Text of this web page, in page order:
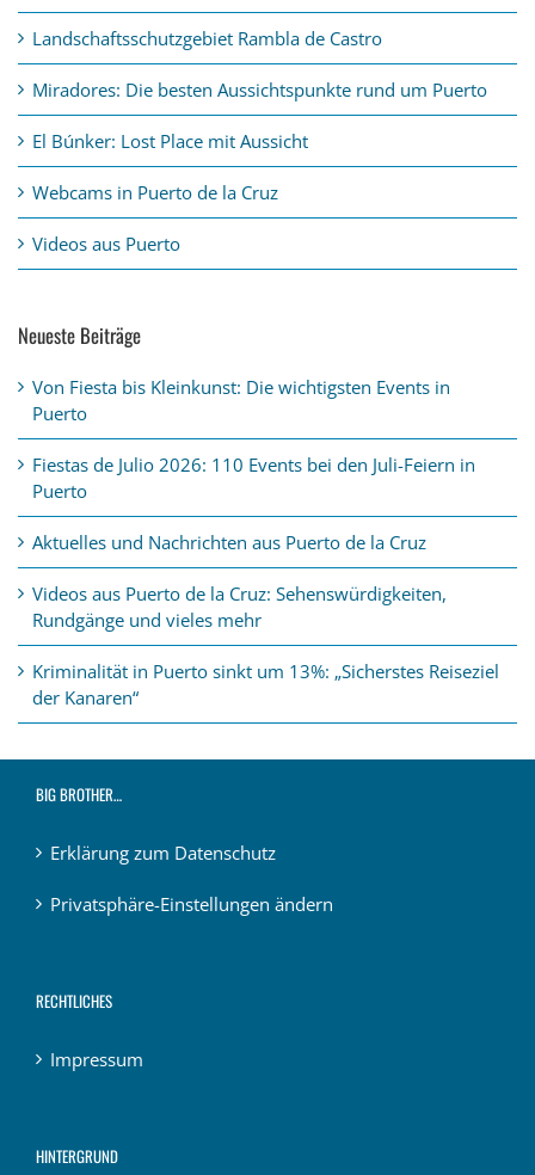
Landschaftsschutzgebiet Rambla de Castro
Miradores: Die besten Aussichtspunkte rund um Puerto
El Búnker: Lost Place mit Aussicht
Webcams in Puerto de la Cruz
Videos aus Puerto
Neueste Beiträge
Von Fiesta bis Kleinkunst: Die wichtigsten Events in
Puerto
Fiestas de Julio 2026: 110 Events bei den Juli-Feiern in
Puerto
Aktuelles und Nachrichten aus Puerto de la Cruz
Videos aus Puerto de la Cruz: Sehenswürdigkeiten,
Rundgänge und vieles mehr
Kriminalität in Puerto sinkt um 13%: „Sicherstes Reiseziel
der Kanaren“
BIG BROTHER…
Erklärung zum Datenschutz
Privatsphäre-Einstellungen ändern
RECHTLICHES
Impressum
HINTERGRUND